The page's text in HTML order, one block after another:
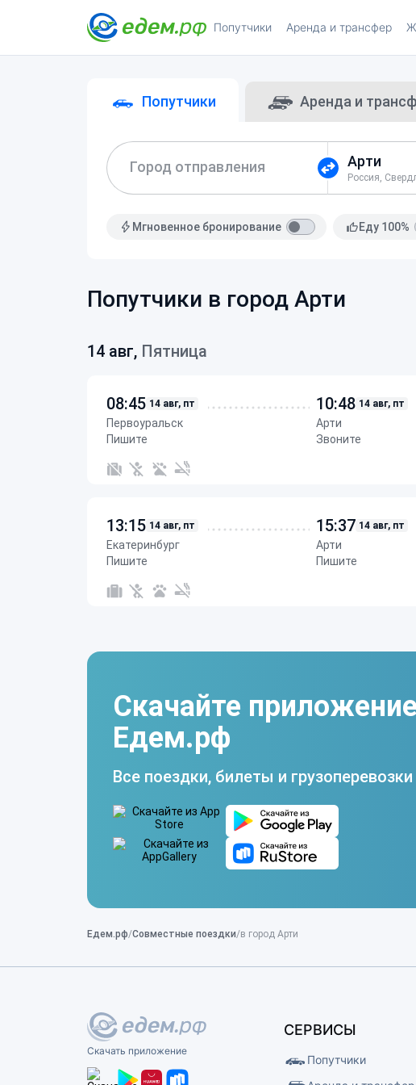
Попутчики Аренда и трансфер
Попутчики Аренда и
Город отправления
Мгновенное бронирование Еду 100%
Попутчики в город Арти
14 авг, Пятница
08:45 14 авг, пт
Первоуральск
Пишите
10:48 14 авг, пт
Арти
Звоните
13:15 14 авг, пт
Екатеринбург
Пишите
15:37 14 авг, пт
Арти
Пишите
Скачайте приложение
Едем.рф
Все поездки, билеты и
Едем.рф Совместные поездки в город Арти
Скачать приложение
СЕРВИСЫ
Попутчики